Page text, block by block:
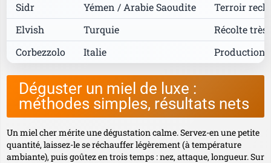
Sidr
Yémen / Arabie Saoudite
Terroir
Elvish
Turquie
Récolte
Corbezzolo
Italie Production
Déguster un miel de luxe :
méthodes simples, résultats nets
Un miel cher mérite une dégustation calme. Servez-en une petite
quantité, laissez-le se réchauffer légèrement (à température
ambiante), puis goûtez en trois temps : nez, attaque, longueur. Sur